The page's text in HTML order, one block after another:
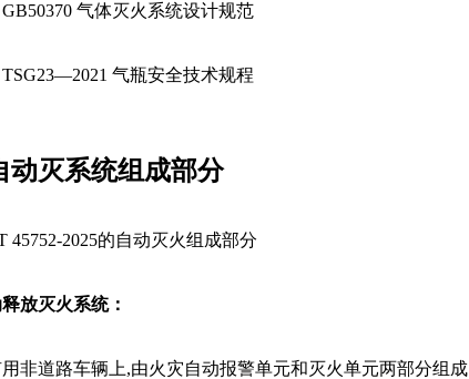
GB50370 气体灭火系统设计规范
TSG23—2021 气瓶安全技术规程
动灭系统组成部分
45752-2025的自动灭火组成部分
放灭火系统：
非道路车辆上,由火灾自动报警单元和灭火单元两部分组成